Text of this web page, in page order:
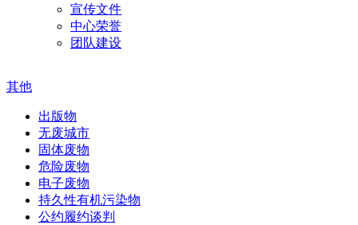
宣传文件
中心荣誉
团队建设
其他
出版物
无废城市
固体废物
危险废物
电子废物
持久性有机污染物
公约履约谈判